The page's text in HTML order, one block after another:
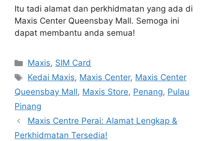
Itu tadi alamat dan perkhidmatan yang ada di
Maxis Center Queensbay Mall. Semoga ini
dapat membantu anda semua!
Categories
Maxis, SIM Card
Tags
Kedai Maxis, Maxis Center, Maxis Center
Queensbay Mall, Maxis Store, Penang, Pulau
Pinang
Maxis Centre Perai: Alamat Lengkap &
Perkhidmatan Tersedia!